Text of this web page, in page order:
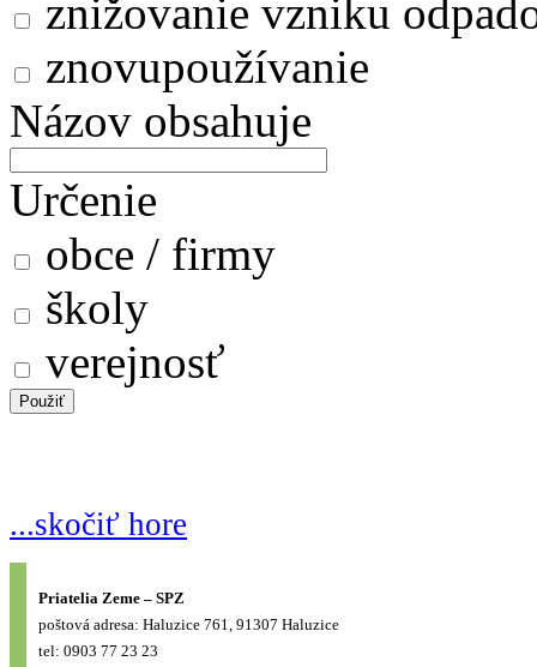
znižovanie vzniku
znovupoužívanie
Názov obsahuje
Určenie
obce / firmy
školy
verejnosť
...skočiť hore
Priatelia Zeme – SPZ
poštová adresa: Haluzice 761, 91307 Haluzice
tel: 0903 77 23 23